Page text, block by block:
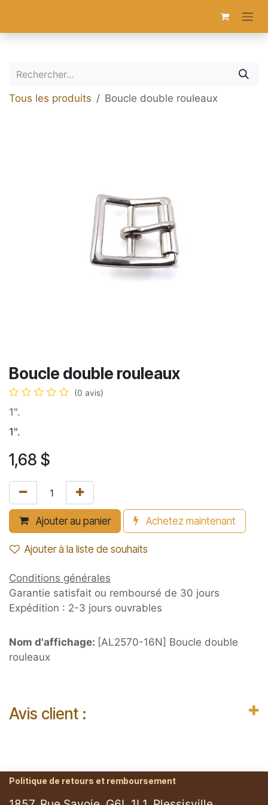
Tous les produits Boucle double rouleaux
Boucle double rouleaux
(0 avis)
1".
1".
1,68 $
Ajouter au panier Achetez maintenant
Ajouter à la liste de souhaits
Conditions générales
Garantie satisfait ou remboursé de 30 jours
Expédition : 2-3 jours ouvrables
Nom d'affichage: [AL2570-16N] Boucle double
rouleaux
Avis client :
Politique de retours et remboursement